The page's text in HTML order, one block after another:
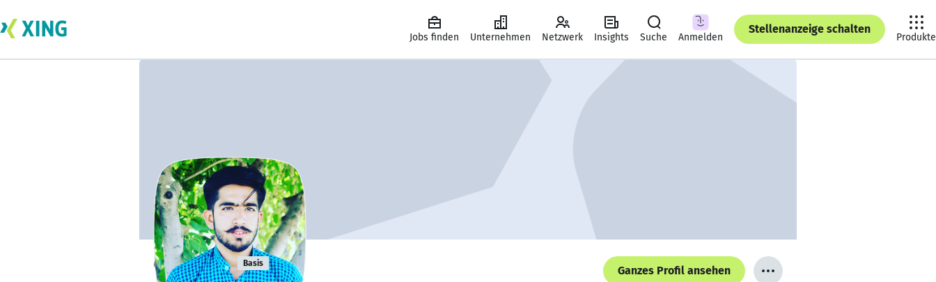
Jobs finden Unternehmen Netzwerk Insights Suche Anmelden
Stellenanzeige schalten
Produkte
ch Ahsan Basis
Ganzes Profil ansehen